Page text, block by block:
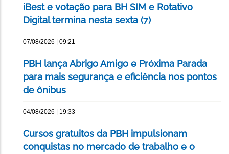
iBest e votação para BH SIM e Rotativo
Digital termina nesta sexta (7)
07/08/2026 | 09:21
PBH lança Abrigo Amigo e Próxima Parada
para mais segurança e eficiência nos pontos
de ônibus
04/08/2026 | 19:33
Cursos gratuitos da PBH impulsionam
conquistas no mercado de trabalho e o